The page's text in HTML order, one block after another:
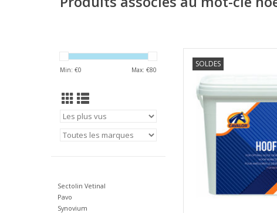
Min: €0 Max: €80
Sectolin Vetinal
Pavo
Synovium
SOLDES